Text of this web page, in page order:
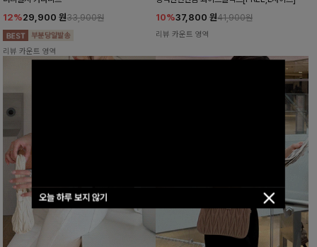
오늘 하루 보지 않기
12%29,900 원33,900원
리뷰 카운트 영역
10%37,800 원41,900원
리뷰 카운트 영역